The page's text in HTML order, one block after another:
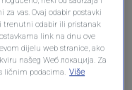
vas. Ovaj odabir postavki
trenutni odabir ili pristanak
link na dnu ove
dijelu web stranice, ako
našeg Wеб локација. Za
ličnim podacima. Više